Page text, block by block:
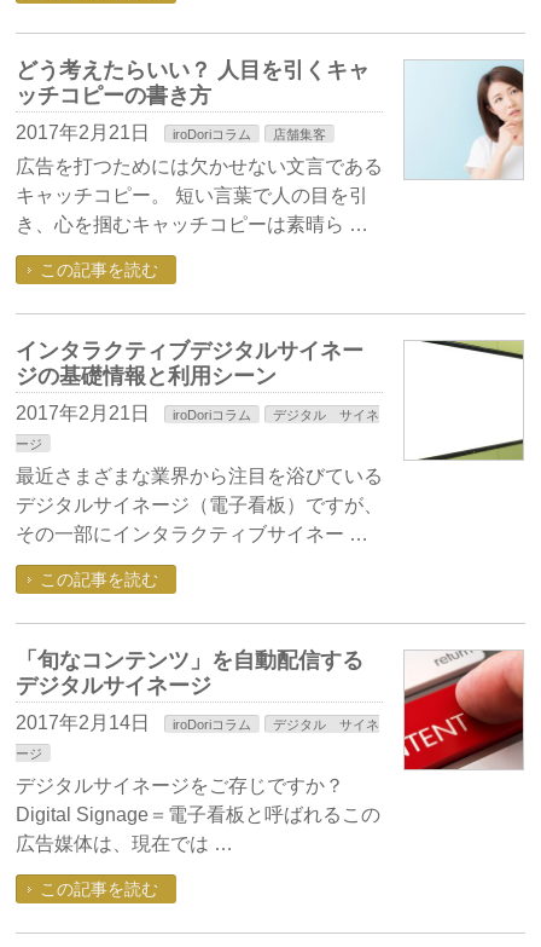
どう考えたらいい？ 人目を引くキャ
ッチコピーの書き方
2017年2月21日 iroDoriコラム 店舗集客
広告を打つためには欠かせない文言である
キャッチコピー。 短い言葉で人の目を引
き、心を掴むキャッチコピーは素晴ら …
この記事を読む
インタラクティブデジタルサイネー
ジの基礎情報と利用シーン
2017年2月21日 iroDoriコラム
デジタル サイネ
ージ
最近さまざまな業界から注目を浴びている
デジタルサイネージ（電子看板）ですが、
その一部にインタラクティブサイネー …
この記事を読む
「旬なコンテンツ」を自動配信する
デジタルサイネージ
2017年2月14日 iroDoriコラム
デジタル サイネ
ージ
デジタルサイネージをご存じですか？
Digital Signage＝電子看板と呼ばれるこの
広告媒体は、現在では …
この記事を読む